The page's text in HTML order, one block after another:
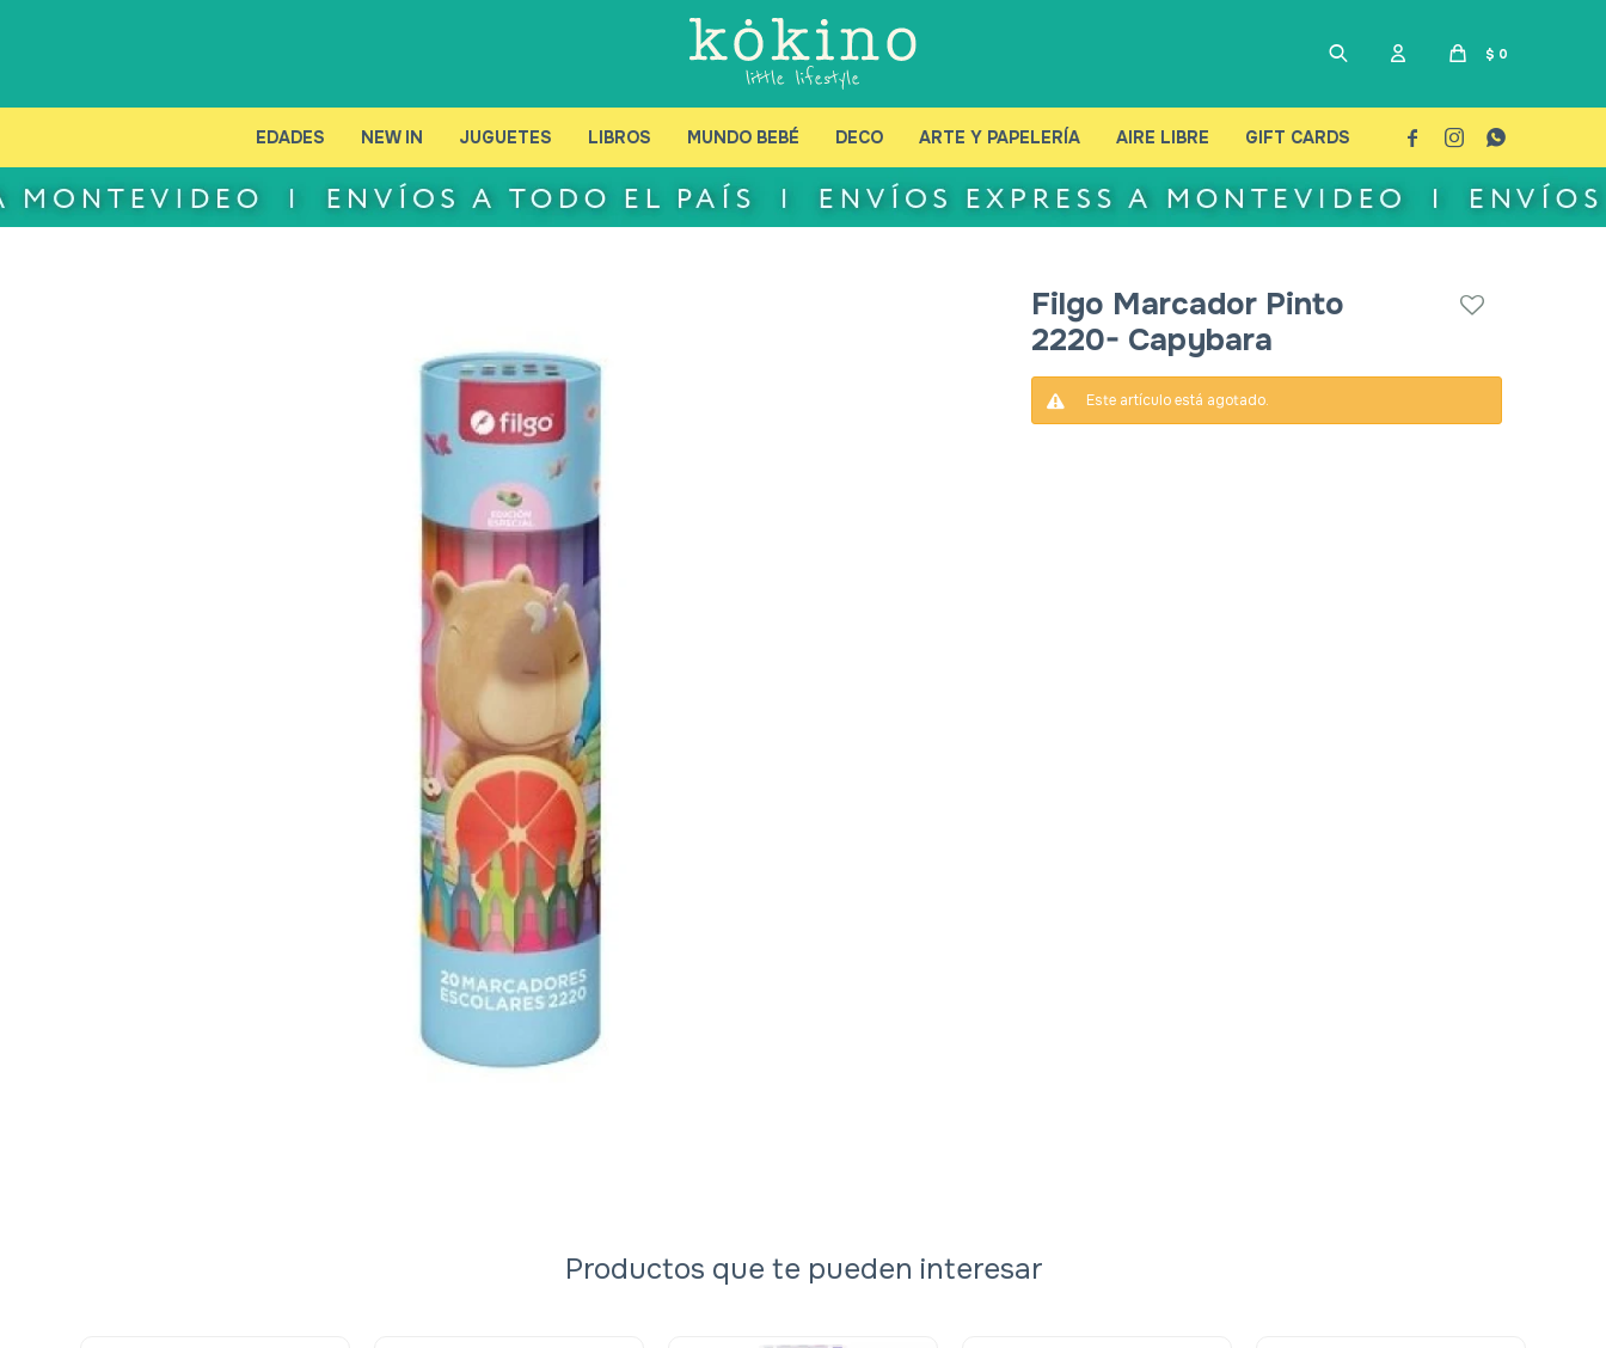
EDADES NEW IN JUGUETES LIBROS MUNDO BEBÉ DECO ARTE Y PAPELERÍA AIRE LIBRE GIFT CARDS
$ 0
  
Filgo Marcador Pinto
2220- Capybara
Este artículo está agotado.
Productos que te pueden interesar